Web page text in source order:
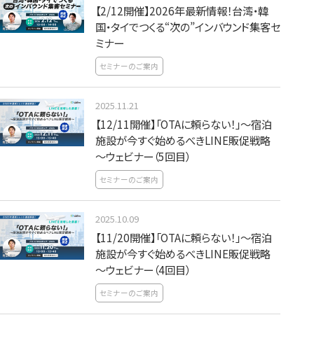
【2/12開催】2026年最新情報！台湾・韓
国・タイでつくる“次の”インバウンド集客セ
ミナー
セミナーのご案内
2025.11.21
【12/11開催】「OTAに頼らない！」～宿泊
施設が今すぐ始めるべきLINE販促戦略
～ウェビナー（5回目）
セミナーのご案内
2025.10.09
【11/20開催】「OTAに頼らない！」～宿泊
施設が今すぐ始めるべきLINE販促戦略
～ウェビナー（4回目）
セミナーのご案内